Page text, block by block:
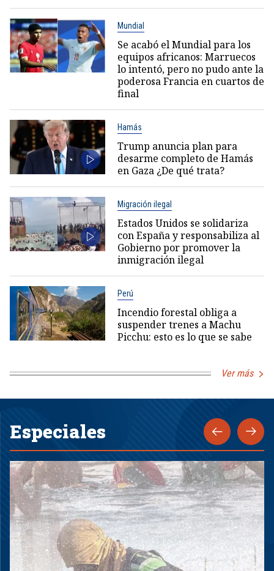
Mundial
Se acabó el Mundial para los
equipos africanos: Marruecos
lo intentó, pero no pudo ante la
poderosa Francia en cuartos de
final
Hamás
Trump anuncia plan para
desarme completo de Hamás
en Gaza ¿De qué trata?
Migración ilegal
Estados Unidos se solidariza
con España y responsabiliza al
Gobierno por promover la
inmigración ilegal
Perú
Incendio forestal obliga a
suspender trenes a Machu
Picchu: esto es lo que se sabe
Ver más
Especiales